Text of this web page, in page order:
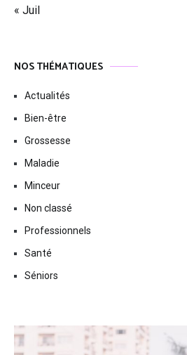
« Juil
NOS THÉMATIQUES
Actualités
Bien-être
Grossesse
Maladie
Minceur
Non classé
Professionnels
Santé
Séniors